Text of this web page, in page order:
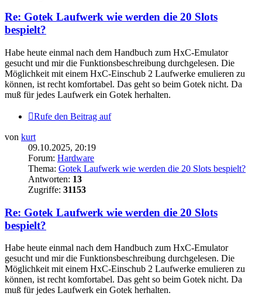
Re: Gotek Laufwerk wie werden die 20 Slots
bespielt?
Habe heute einmal nach dem Handbuch zum HxC-Emulator
gesucht und mir die Funktionsbeschreibung durchgelesen. Die
Möglichkeit mit einem HxC-Einschub 2 Laufwerke emulieren zu
können, ist recht komfortabel. Das geht so beim Gotek nicht. Da
muß für jedes Laufwerk ein Gotek herhalten.
Rufe den Beitrag auf
von kurt
09.10.2025, 20:19
Forum: Hardware
Thema: Gotek Laufwerk wie werden die 20 Slots bespielt?
Antworten: 13
Zugriffe: 31153
Re: Gotek Laufwerk wie werden die 20 Slots
bespielt?
Habe heute einmal nach dem Handbuch zum HxC-Emulator
gesucht und mir die Funktionsbeschreibung durchgelesen. Die
Möglichkeit mit einem HxC-Einschub 2 Laufwerke emulieren zu
können, ist recht komfortabel. Das geht so beim Gotek nicht. Da
muß für jedes Laufwerk ein Gotek herhalten.